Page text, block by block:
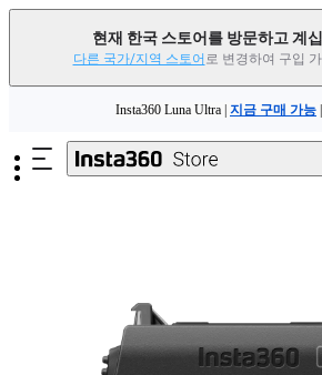
현재 한국 스토어를 방문하고 계
다른 국가/지역 스토어 로 변경하여 구입
Insta360 Luna Ultra |지금 구매 가능